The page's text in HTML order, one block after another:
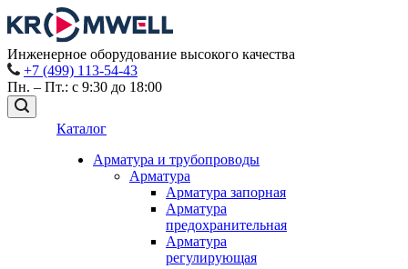
Инженерное оборудование высокого качества
+7 (499) 113-54-43
Пн. – Пт.: с 9:30 до 18:00
Каталог
Арматура и трубопроводы
Арматура
Арматура запорная
Арматура
предохранительная
Арматура
регулирующая